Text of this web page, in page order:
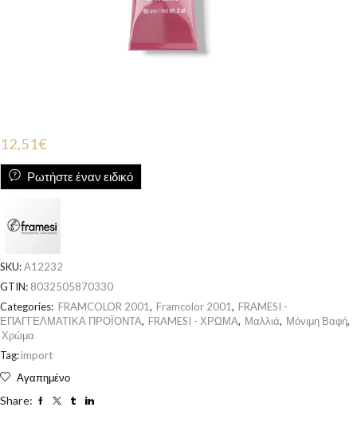
12,51€
Ρωτήστε έναν ειδικό
SKU:A12232
GTIN: 8032505870330
Categories: FRAMCOLOR 2001, Framcolor 2001, FRAMESI -
ΕΠΑΓΓΕΛΜΑΤΙΚΑ ΠΡΟΪΟΝΤΑ, FRAMESI - ΧΡΩΜΑ, Μαλλιά, Μόνιμη Βαφή,
Χρώμα
Tag:import
Αγαπημένο
Share: